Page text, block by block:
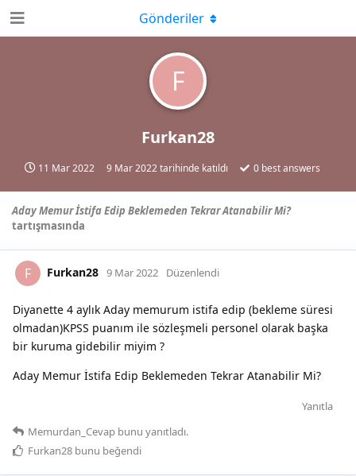
F
Furkan28
11 Mar 2022 9 Mar 2022tarihinde katıldı 0best answers
Gönderiler
Aday Memur İstifa Edip Beklemeden Tekrar Atanabilir Mi?
tartışmasında
F Furkan28 9 Mar 2022 Düzenlendi
Diyanette 4 aylık Aday memurum istifa edip (bekleme süresi
olmadan)KPSS puanım ile sözleşmeli personel olarak başka
bir kuruma gidebilir miyim ?
Aday Memur İstifa Edip Beklemeden Tekrar Atanabilir Mi?
Yanıtla
Memurdan_Cevap bunu yanıtladı.
Furkan28 bunu beğendi